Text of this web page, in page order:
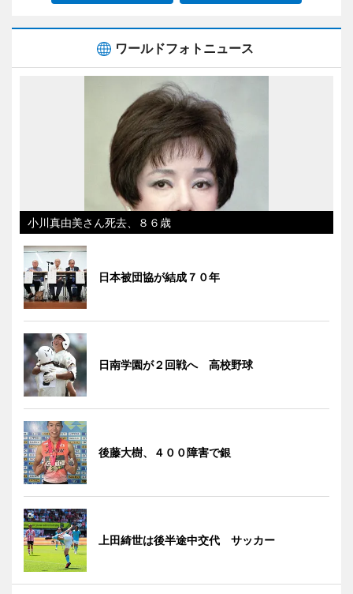
ワールドフォトニュース
小川真由美さん死去、８６歳
日本被団協が結成７０年
日南学園が２回戦へ 高校野球
後藤大樹、４００障害で銀
上田綺世は後半途中交代 サッカー